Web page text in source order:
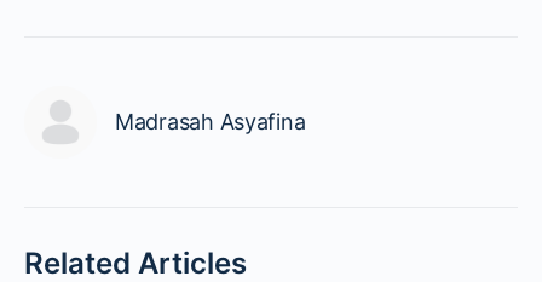
Madrasah Asyafina
Related Articles